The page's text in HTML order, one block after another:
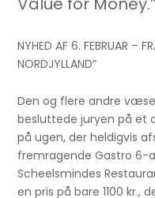
NYHED AF 6. FEBRUAR –
NORDJYLLAND”
Den og flere andre
besluttede juryen på et
på ugen, der heldigvis
fremragende Gastro 6-
Scheelsmindes
en pris på bare 1100 kr.,